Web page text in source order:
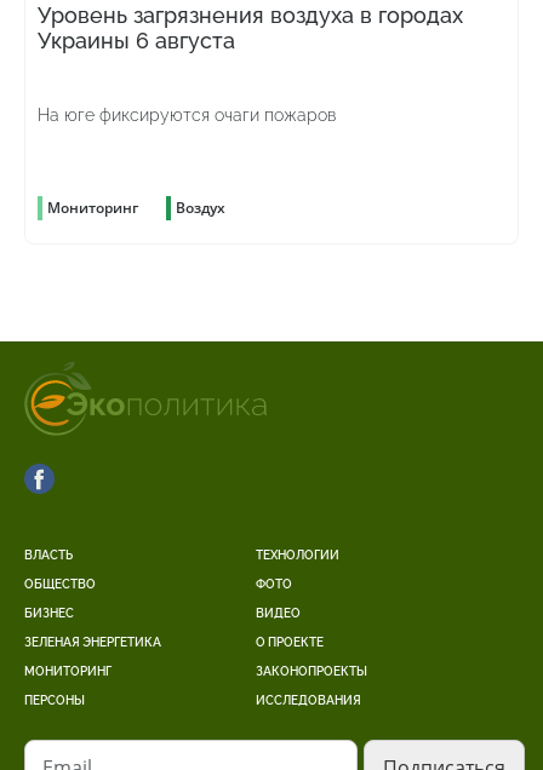
Уровень загрязнения воздуха в городах
Украины 6 августа
На юге фиксируются очаги пожаров
Мониторинг Воздух
ВЛАСТЬ
ОБЩЕСТВО
БИЗНЕС
ЗЕЛЕНАЯ ЭНЕРГЕТИКА
МОНИТОРИНГ
ПЕРСОНЫ
ТЕХНОЛОГИИ
ФОТО
ВИДЕО
О ПРОЕКТЕ
ЗАКОНОПРОЕКТЫ
ИССЛЕДОВАНИЯ